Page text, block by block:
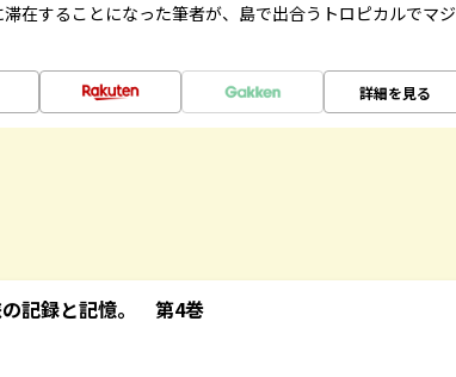
在することになった筆者が、島で出合うトロピカルでマジ
詳細を見る
記録と記憶。 第4巻